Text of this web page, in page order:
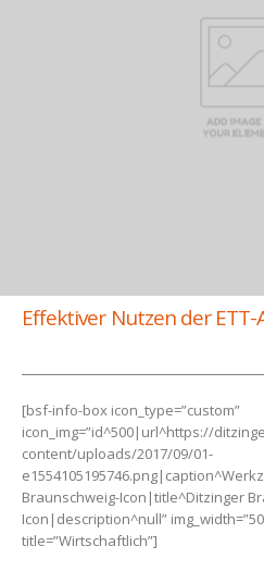
Effektiver Nutzen der
[bsf-info-box icon_type=”custom”
icon_img=”id^500|url^https://
content/uploads/2017/09/01-
Braunschweig-Icon|title^Ditzinger
Icon|description^null”
title=”Wirtschaftlich”]